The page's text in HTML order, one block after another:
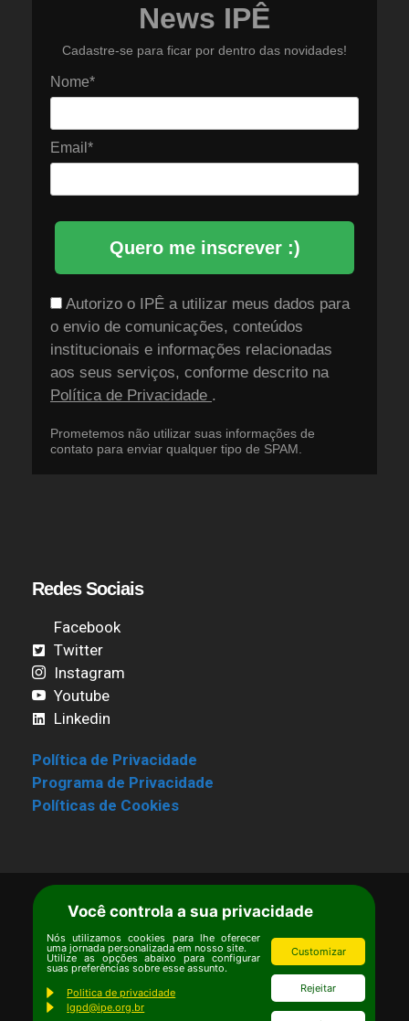
News IPÊ
Cadastre-se para ficar por dentro das novidades!
Nome*
Email*
Quero me inscrever :)
Autorizo o IPÊ a utilizar meus dados para
o envio de comunicações, conteúdos
institucionais e informações relacionadas
aos seus serviços, conforme descrito na
Política de Privacidade .
Prometemos não utilizar suas informações de
contato para enviar qualquer tipo de SPAM.
Redes Sociais
Facebook
Twitter
Instagram
Youtube
Linkedin
Política de Privacidade
Programa de Privacidade
Políticas de Cookies
Termos de Uso |Estatuto
Copyright © Ipê – Instituto de Pesquisas
Ecológicas.
Email:
ipe@ipe.org.br
Você controla a sua privacidade
Nós utilizamos cookies para lhe oferecer
uma jornada personalizada em nosso site.
Utilize as opções abaixo para configurar
suas preferências sobre esse assunto.
Politica de privacidade
lgpd@ipe.org.br
Customizar
Rejeitar